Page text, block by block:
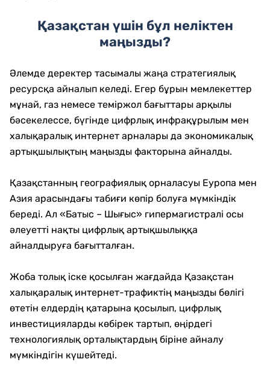
Қазақстан үшін бұл неліктен
маңызды?
Әлемде деректер тасымалы жаңа стратегиялық
ресурсқа айналып келеді. Егер бұрын мемлекеттер
мұнай, газ немесе теміржол бағыттары арқылы
бәсекелессе, бүгінде цифрлық инфрақұрылым мен
халықаралық интернет арналары да экономикалық
артықшылықтың маңызды факторына айналды.
Қазақстанның географиялық орналасуы Еуропа мен
Азия арасындағы табиғи көпір болуға мүмкіндік
береді. Ал «Батыс – Шығыс» гипермагистралі осы
әлеуетті нақты цифрлық артықшылыққа
айналдыруға бағытталған.
Жоба толық іске қосылған жағдайда Қазақстан
халықаралық интернет-трафиктің маңызды бөлігі
өтетін елдердің қатарына қосылып, цифрлық
инвестицияларды көбірек тартып, өңірдегі
технологиялық орталықтардың біріне айналу
мүмкіндігін күшейтеді.